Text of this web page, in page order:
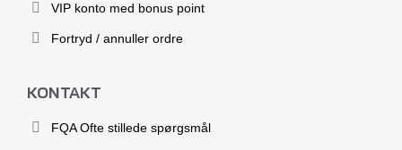
VIP konto med bonus point
Fortryd / annuller ordre
KONTAKT
FQA Ofte stillede spørgsmål